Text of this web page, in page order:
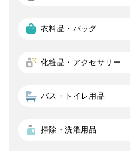
衣料品・バッグ
化粧品・アクセサリー
バス・トイレ用品
掃除・洗濯用品